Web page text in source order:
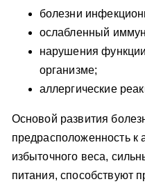
болезни
ослабленный
нарушения
организме;
аллергические
Основой развития
предрасположенность к
избыточного веса,
питания, способствуют